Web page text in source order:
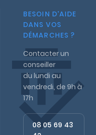
BESOIN D'AIDE
DANS VOS
DÉMARCHES ?
Contacter un
conseiller
du lundi au
vendredi, de 9h à
17h
08 05 69 43